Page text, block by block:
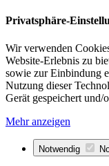
Privatsphäre-
Wir verwenden
Website-Erlebnis zu
sowie zur Einbindung
Nutzung dieser
Gerät gespeichert und/
Mehr anzeigen
Notwendig